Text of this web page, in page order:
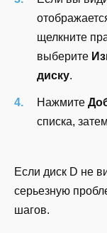
щелкните
выберите
диску.
Нажмите
списка,
Если диск D не
серьезную
шагов.